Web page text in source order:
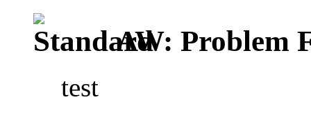
AW: Problem
test